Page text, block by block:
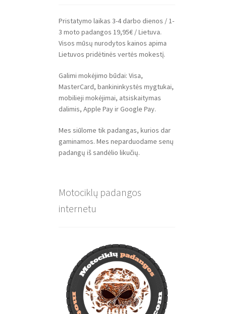
Pristatymo laikas 3-4 darbo dienos / 1-
3 moto padangos 19,95€ / Lietuva.
Visos mūsų nurodytos kainos apima
Lietuvos pridėtinės vertės mokestį.
Galimi mokėjimo būdai: Visa,
MasterCard, bankininkystės mygtukai,
mobilieji mokėjimai, atsiskaitymas
dalimis, Apple Pay ir Google Pay.
Mes siūlome tik padangas, kurios dar
gaminamos. Mes neparduodame senų
padangų iš sandėlio likučių.
Motociklų padangos
internetu